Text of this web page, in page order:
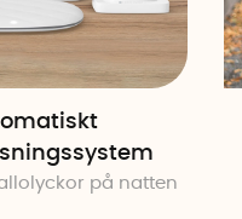
på natten